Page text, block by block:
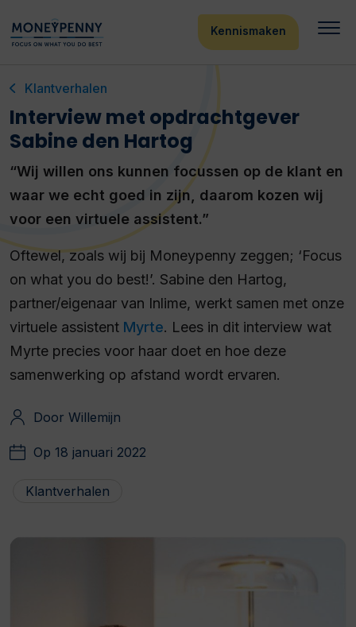
Kennismaken
Klantverhalen
Interview met opdrachtgever
Sabine den Hartog
“Wij willen ons kunnen focussen op de klant en
waar we echt goed in zijn, daarom kozen wij
voor een virtuele assistent.”
Oftewel, zoals wij bij Moneypenny zeggen; ‘Focus
on what you do best!’. Sabine den Hartog,
partner/eigenaar van Inlime, werkt samen met onze
virtuele assistent Myrte. Lees in dit interview wat
Myrte precies voor haar doet en hoe deze
samenwerking op afstand wordt ervaren.
Door Willemijn
Op 18 januari 2022
Klantverhalen